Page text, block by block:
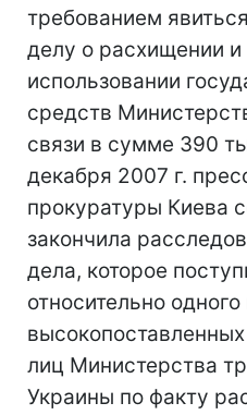
требованием
делу о расхищении и
использовании
средств
связи в сумме 390
декабря 2007 г.
прокуратуры Киева
закончила
дела, которое
относительно одного
лиц Министерства
Украины по факту